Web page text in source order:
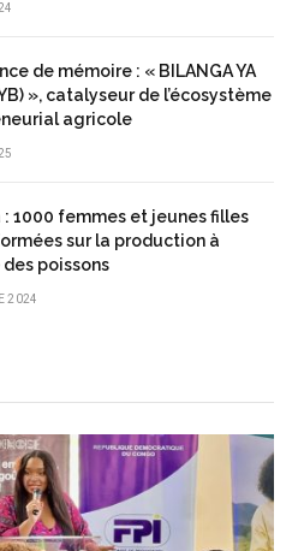
de mémoire : « BILANGA YA
», catalyseur de l’écosystème
agricole
: 1000 femmes et jeunes filles
sur la production à
poissons
2024